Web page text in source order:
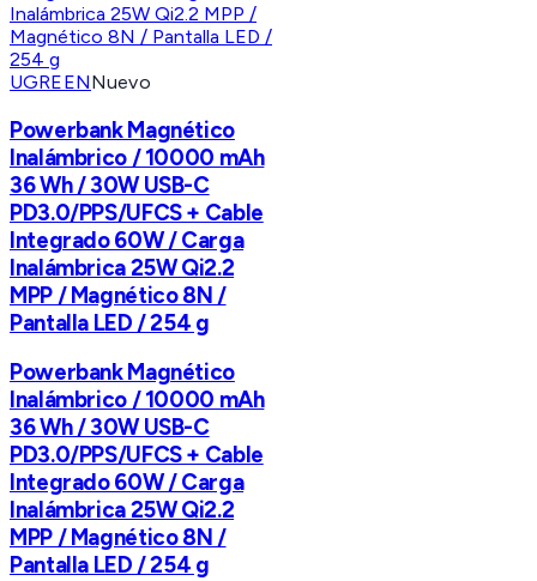
UGREENNuevo
Powerbank Magnético
Inalámbrico / 10000 mAh
36 Wh / 30W USB-C
PD3.0/PPS/UFCS + Cable
Integrado 60W / Carga
Inalámbrica 25W Qi2.2
MPP / Magnético 8N /
Pantalla LED / 254 g
Powerbank Magnético
Inalámbrico / 10000 mAh
36 Wh / 30W USB-C
PD3.0/PPS/UFCS + Cable
Integrado 60W / Carga
Inalámbrica 25W Qi2.2
MPP / Magnético 8N /
Pantalla LED / 254 g